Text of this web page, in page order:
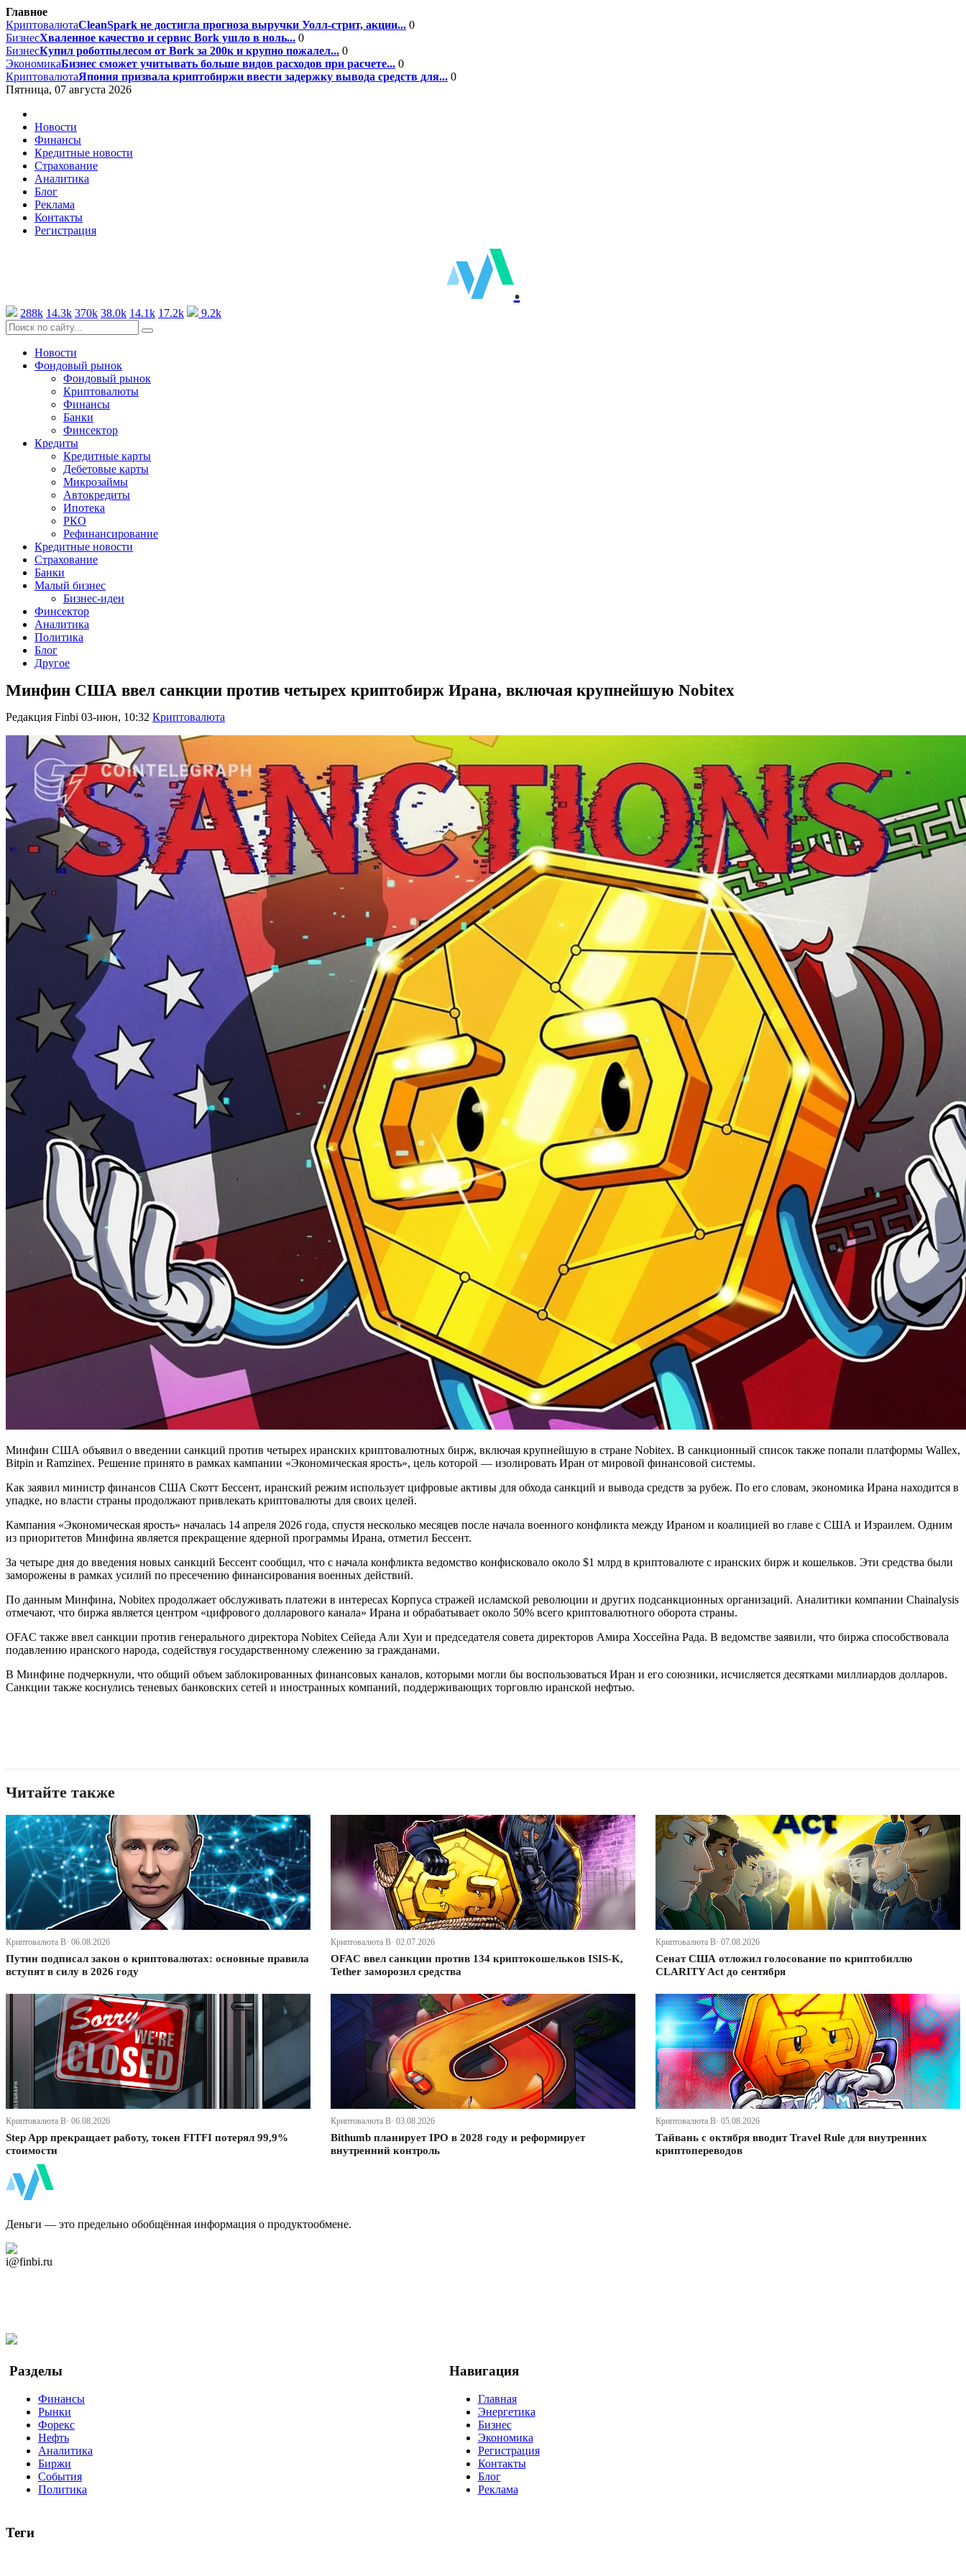
Главное
КриптовалютаCleanSpark не достигла прогноза выручки Уолл-стрит, акции... 0
БизнесХваленное качество и сервис Bork ушло в ноль... 0
БизнесКупил роботпылесом от Bork за 200к и крупно пожалел... 0
ЭкономикаБизнес сможет учитывать больше видов расходов при расчете... 0
КриптовалютаЯпония призвала криптобиржи ввести задержку вывода средств для... 0
Пятница, 07 августа 2026
Новости
Финансы
Кредитные новости
Страхование
Аналитика
Блог
Реклама
Контакты
Регистрация
.
288k 14.3k 370k 38.0k 14.1k 17.2k 9.2k
Новости
Фондовый рынок
Фондовый рынок
Криптовалюты
Финансы
Банки
Финсектор
Кредиты
Кредитные карты
Дебетовые карты
Микрозаймы
Автокредиты
Ипотека
РКО
Рефинансирование
Кредитные новости
Страхование
Банки
Малый бизнес
Бизнес-идеи
Финсектор
Аналитика
Политика
Блог
Другое
Минфин США ввел санкции против четырех криптобирж Ирана, включая крупнейшую Nobitex
Редакция Finbi 03-июн, 10:32 Криптовалюта
Минфин США объявил о введении санкций против четырех иранских криптовалютных бирж, включая крупнейшую в стране Nobitex. В санкционный список также попали платформы Wallex,
Bitpin и Ramzinex. Решение принято в рамках кампании «Экономическая ярость», цель которой — изолировать Иран от мировой финансовой системы.
Как заявил министр финансов США Скотт Бессент, иранский режим использует цифровые активы для обхода санкций и вывода средств за рубеж. По его словам, экономика Ирана находится в
упадке, но власти страны продолжают привлекать криптовалюты для своих целей.
Кампания «Экономическая ярость» началась 14 апреля 2026 года, спустя несколько месяцев после начала военного конфликта между Ираном и коалицией во главе с США и Израилем. Одним
из приоритетов Минфина является прекращение ядерной программы Ирана, отметил Бессент.
За четыре дня до введения новых санкций Бессент сообщил, что с начала конфликта ведомство конфисковало около $1 млрд в криптовалюте с иранских бирж и кошельков. Эти средства были
заморожены в рамках усилий по пресечению финансирования военных действий.
По данным Минфина, Nobitex продолжает обслуживать платежи в интересах Корпуса стражей исламской революции и других подсанкционных организаций. Аналитики компании Chainalysis
отмечают, что биржа является центром «цифрового долларового канала» Ирана и обрабатывает около 50% всего криптовалютного оборота страны.
OFAC также ввел санкции против генерального директора Nobitex Сейеда Али Хуи и председателя совета директоров Амира Хоссейна Рада. В ведомстве заявили, что биржа способствовала
подавлению иранского народа, содействуя государственному слежению за гражданами.
В Минфине подчеркнули, что общий объем заблокированных финансовых каналов, которыми могли бы воспользоваться Иран и его союзники, исчисляется десятками миллиардов долларов.
Санкции также коснулись теневых банковских сетей и иностранных компаний, поддерживающих торговлю иранской нефтью.
Читайте также
Криптовалюта В· 06.08.2026
Путин подписал закон о криптовалютах: основные правила
вступят в силу в 2026 году
Криптовалюта В· 02.07.2026
OFAC ввел санкции против 134 криптокошельков ISIS-K,
Tether заморозил средства
Криптовалюта В· 07.08.2026
Сенат США отложил голосование по криптобиллю
CLARITY Act до сентября
Криптовалюта В· 06.08.2026
Step App прекращает работу, токен FITFI потерял 99,9%
стоимости
Криптовалюта В· 03.08.2026
Bithumb планирует IPO в 2028 году и реформирует
внутренний контроль
Криптовалюта В· 05.08.2026
Тайвань с октября вводит Travel Rule для внутренних
криптопереводов
Деньги — это предельно обобщённая информация о продуктообмене.
i@finbi.ru
Разделы
Финансы
Рынки
Форекс
Нефть
Аналитика
Биржи
События
Политика
Навигация
Главная
Энергетика
Бизнес
Экономика
Регистрация
Контакты
Блог
Реклама
Теги